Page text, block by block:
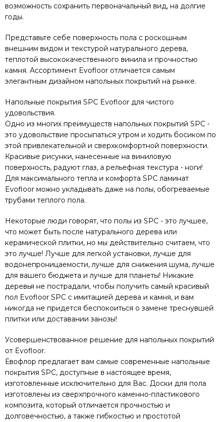
возможность сохранить первоначальный вид, на долгие
годы.
Представьте себе поверхность пола с роскошным
внешним видом и текстурой натурального дерева,
теплотой высококачественного винила и прочностью
камня. Ассортимент Evofloor отличается самым
элегантным дизайном напольных покрытий на рынке.
Напольные покрытия SPC Evofloor для чистого
удовольствия.
Одно из многих преимуществ напольных покрытий SPC -
это удовольствие просыпаться утром и ходить босиком по
этой привлекательной и сверхкомфортной поверхности.
Красивые рисунки, нанесенные на виниловую
поверхность, радуют глаз, а рельефная текстура - ноги!
Для максимального тепла и комфорта SPC ламинат
Evofloor можно укладывать даже на полы, обогреваемые
трубами теплого пола.
Некоторые люди говорят, что полы из SPC - это лучшее,
что может быть после натурального дерева или
керамической плитки, но мы действительно считаем, что
это лучше! Лучше для легкой установки, лучше для
водонепроницаемости, лучше для снижения шума, лучше
для вашего бюджета и лучше для планеты! Никакие
деревья не пострадали, чтобы получить самый красивый
пол Evofloor SPC с имитацией дерева и камня, и вам
никогда не придется беспокоиться о замене треснувшей
плитки или доставании занозы!
Усовершенствованное решение для напольных покрытий
от Evofloor.
Евофлор предлагает вам самые современные напольные
покрытия SPC, доступные в настоящее время,
изготовленные исключительно для Вас. Доски для пола
изготовлены из сверхпрочного каменно-пластикового
композита, который отличается прочностью и
долговечностью, а также гибкостью и простотой